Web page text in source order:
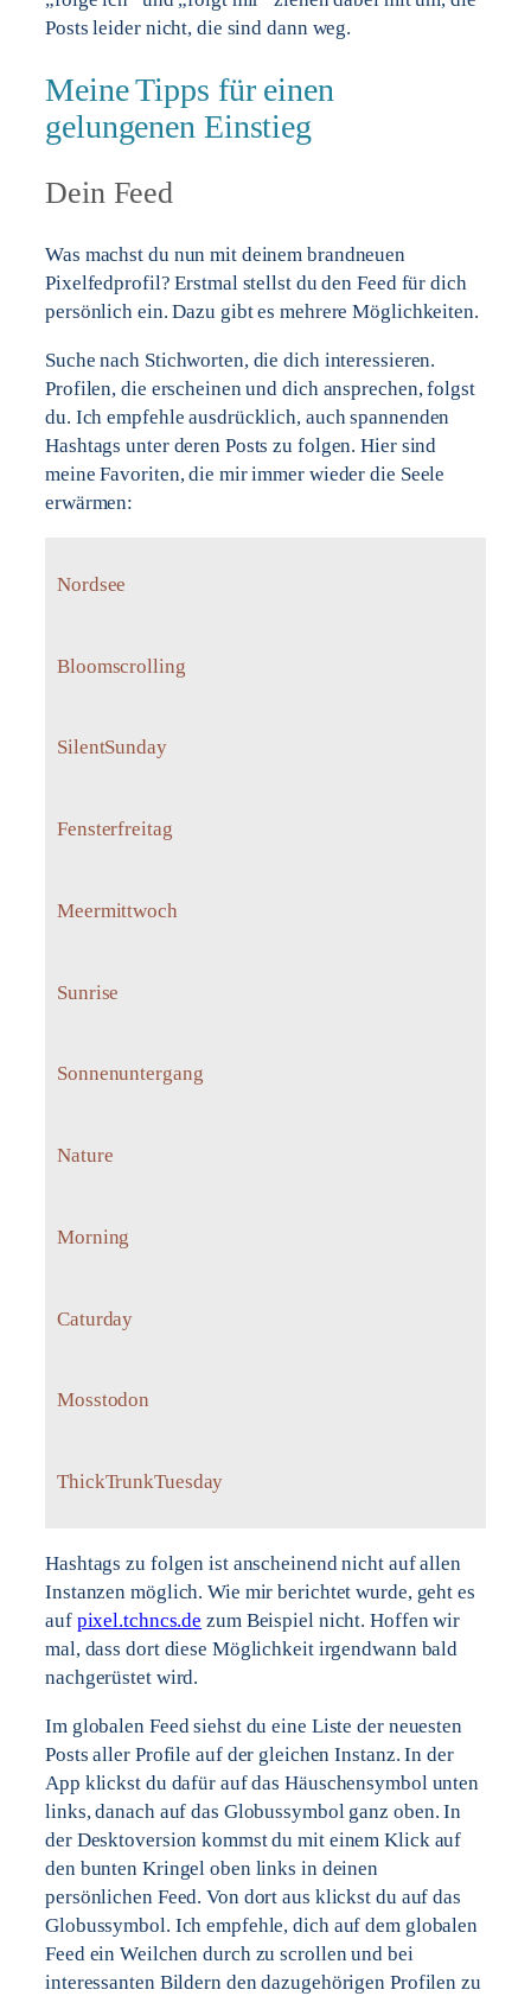
Posts leider nicht, die sind dann weg.
Meine Tipps für einen
gelungenen Einstieg
Dein Feed
Was machst du nun mit deinem brandneuen
Pixelfedprofil? Erstmal stellst du den Feed für dich
persönlich ein. Dazu gibt es mehrere Möglichkeiten.
Suche nach Stichworten, die dich interessieren.
Profilen, die erscheinen und dich ansprechen, folgst
du. Ich empfehle ausdrücklich, auch spannenden
Hashtags unter deren Posts zu folgen. Hier sind
meine Favoriten, die mir immer wieder die Seele
erwärmen:
Nordsee
Bloomscrolling
SilentSunday
Fensterfreitag
Meermittwoch
Sunrise
Sonnenuntergang
Nature
Morning
Caturday
Mosstodon
ThickTrunkTuesday
Hashtags zu folgen ist anscheinend nicht auf allen
Instanzen möglich. Wie mir berichtet wurde, geht es
auf pixel.tchncs.de zum Beispiel nicht. Hoffen wir
mal, dass dort diese Möglichkeit irgendwann bald
nachgerüstet wird.
Im globalen Feed siehst du eine Liste der neuesten
Posts aller Profile auf der gleichen Instanz. In der
App klickst du dafür auf das Häuschensymbol unten
links, danach auf das Globussymbol ganz oben. In
der Desktoversion kommst du mit einem Klick auf
den bunten Kringel oben links in deinen
persönlichen Feed. Von dort aus klickst du auf das
Globussymbol. Ich empfehle, dich auf dem globalen
Feed ein Weilchen durch zu scrollen und bei
interessanten Bildern den dazugehörigen Profilen zu